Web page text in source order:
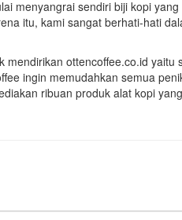
menyangrai sendiri biji kopi
itu, kami sangat berhati-hati
ottencoffee.co.id yaitu
ingin memudahkan semua
ribuan produk alat kopi